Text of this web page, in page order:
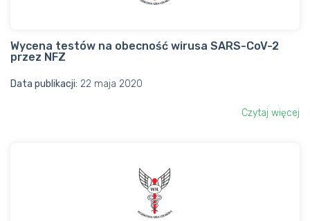
Wycena testów na obecność wirusa SARS-CoV-2
przez NFZ
Data publikacji: 22 maja 2020
Czytaj więcej